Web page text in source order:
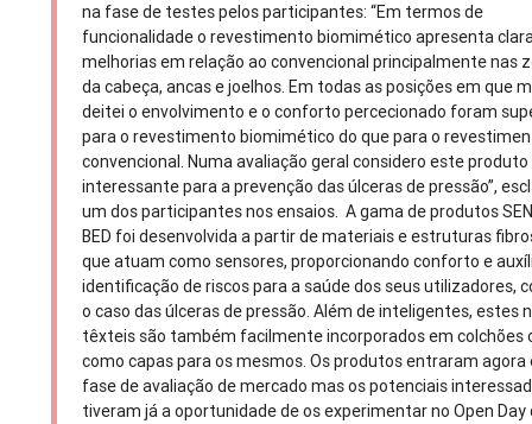
na fase de testes pelos participantes: “Em termos de
funcionalidade o revestimento biomimético apresenta
melhorias em relação ao convencional principalmente nas
da cabeça, ancas e joelhos. Em todas as posições em que
deitei o envolvimento e o conforto percecionado foram
para o revestimento biomimético do que para o
convencional. Numa avaliação geral considero este
interessante para a prevenção das úlceras de pressão”,
um dos participantes nos ensaios. A gama de produtos
BED foi desenvolvida a partir de materiais e estruturas
que atuam como sensores, proporcionando conforto e
identificação de riscos para a saúde dos seus utilizadores,
o caso das úlceras de pressão. Além de inteligentes, estes
têxteis são também facilmente incorporados em colchões
como capas para os mesmos. Os produtos entraram agora
fase de avaliação de mercado mas os potenciais
tiveram já a oportunidade de os experimentar no Open Day